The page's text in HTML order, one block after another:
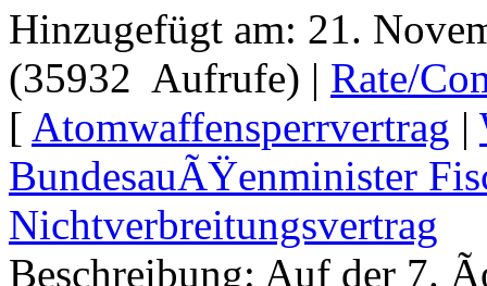
Hinzugefügt am: 21.
(35932 Aufrufe) | Rate/
[ Atomwaffensperrvertrag |
BundesauÃŸenminister
Nichtverbreitungsvertrag
Beschreibung: Auf der 7.